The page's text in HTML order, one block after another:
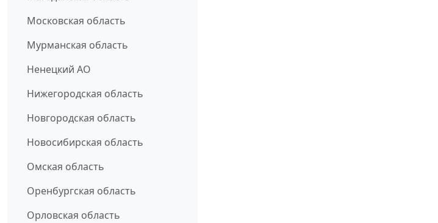
Московская область
Мурманская область
Ненецкий АО
Нижегородская область
Новгородская область
Новосибирская область
Омская область
Оренбургская область
Орловская область